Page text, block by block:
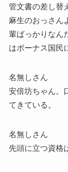
管文書の差し替
麻生のおっさん
輩ばっかりなん
はボーナス国民
名無しさん
安倍坊ちゃん。
てきている。
名無しさん
先頭に立つ資格